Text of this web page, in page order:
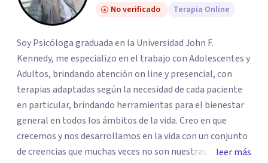
No verificado Terapia Online
Soy Psicóloga graduada en la Universidad John F.
Kennedy, me especializo en el trabajo con Adolescentes y
Adultos, brindando atención on line y presencial, con
terapias adaptadas según la necesidad de cada paciente
en particular, brindando herramientas para el bienestar
general en todos los ámbitos de la vida. Creo en que
crecemos y nos desarrollamos en la vida con un conjunto
de creencias que muchas veces no son nuestras, propias o
leer más